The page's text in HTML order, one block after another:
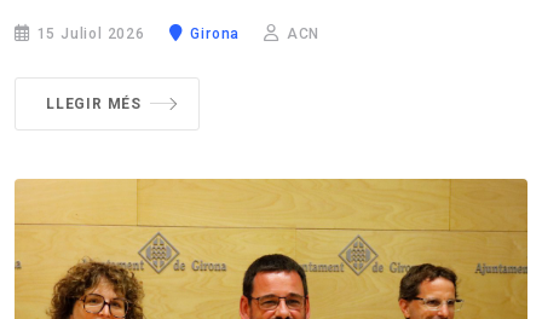
15 Juliol 2026 Girona ACN
LLEGIR MÉS